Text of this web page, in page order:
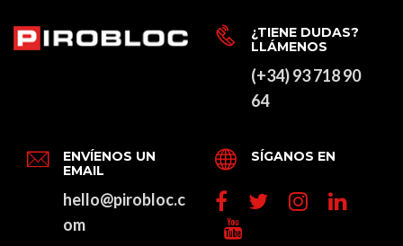
¿TIENE DUDAS?
LLÁMENOS
(+34) 93 718 90
64
ENVÍENOS UN
EMAIL
hello@pirobloc.c
om
SÍGANOS EN